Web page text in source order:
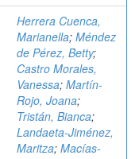
Herrera Cuenca,
Marianella; Méndez
de Pérez, Betty;
Castro Morales,
Vanessa; Martín-
Rojo, Joana;
Tristán, Bianca;
Landaeta-Jiménez,
Maritza; Macías-